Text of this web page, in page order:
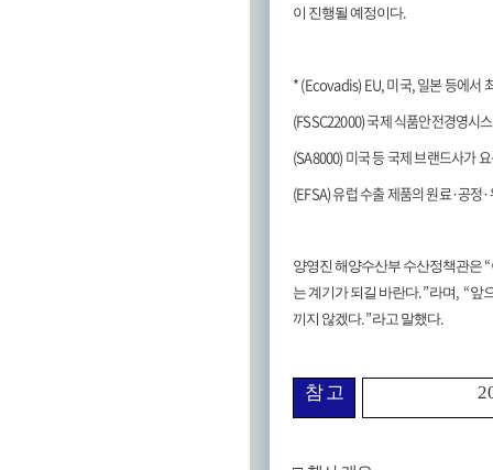
이 진행될 예정이다.
* (Ecovadis) EU,미국,일본 등에서
(FSSC22000)국제 식품안전경영시
(SA8000) 미국 등 국제 브랜드사가
(EFSA)유럽 수출 제품의 원료·공정·
양영진 해양수산부 수산정책관은“
는 계기가 되길 바란다.”라며, “앞
끼지 않겠다.”라고 말했다.
참 고